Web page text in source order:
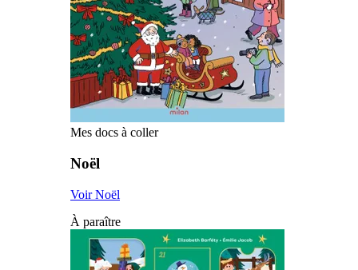
Mes docs à coller
Noël
Voir Noël
À paraître